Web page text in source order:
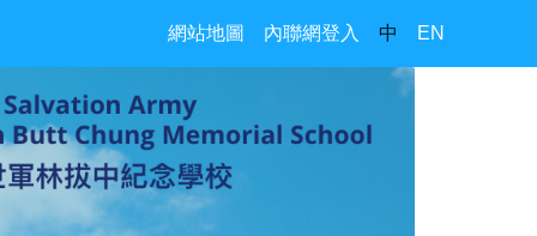
網站地圖 內聯網登入 中 EN